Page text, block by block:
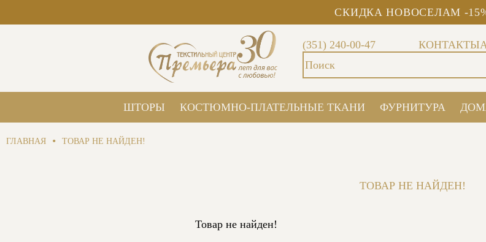
СКИДКА НОВОСЕЛАМ -
(351) 240-00-47 КОНТАКТЫ
ШТОРЫ КОСТЮМНО-ПЛАТЕЛЬНЫЕ ТКАНИ ФУРНИТУРА
ГЛАВНАЯ • ТОВАР НЕ НАЙДЕН!
ТОВАР НЕ НАЙДЕН!
Товар не найден!